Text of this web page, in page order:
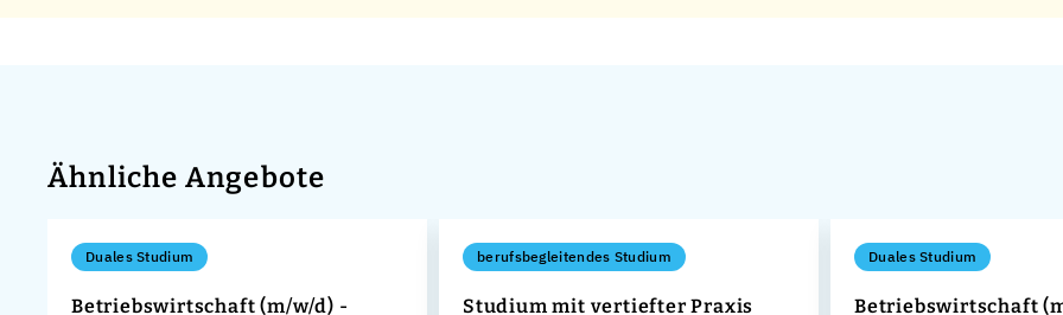
Ähnliche Angebote
Duales Studium
Betriebswirtschaft (m/w/d) -
berufsbegleitendes Studium
Studium mit vertiefter Praxis
Duales Studium
Betriebswirtschaft